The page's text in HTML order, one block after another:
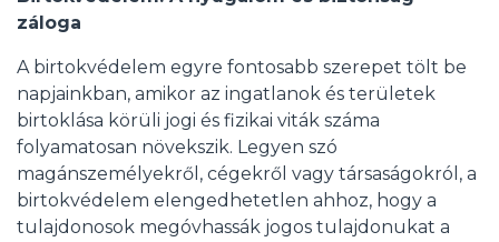
záloga
A birtokvédelem egyre fontosabb szerepet tölt be
napjainkban, amikor az ingatlanok és területek
birtoklása körüli jogi és fizikai viták száma
folyamatosan növekszik. Legyen szó
magánszemélyekről, cégekről vagy társaságokról, a
birtokvédelem elengedhetetlen ahhoz, hogy a
tulajdonosok megóvhassák jogos tulajdonukat a